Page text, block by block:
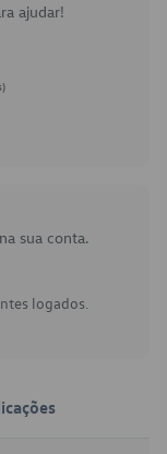
ajudar!
sua conta.
logados.